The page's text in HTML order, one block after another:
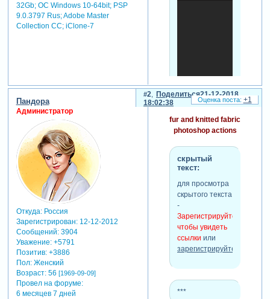
32Gb; ОС Windows 10-64bit; PSP
9.0.3797 Rus; Adobe Master
Collection СС; iClone-7
10 in 1 christmas photoshop
actions bundle
что входит в сборник:
скрытый
текст:
Поделиться
2
21-12-2018
18:02:38
Пандора
Администратор
Откуда:Россия
Зарегистрирован: 12-12-2012
Сообщений:3904
Уважение: +5791
Позитив: +3886
Пол:Женский
Возраст:56 [1969-09-09]
Провел на форуме:
6 месяцев 7 дней
fur and knitted fabric
photoshop actions
скрытый
текст:
для просмотра
скрытого текста
-
Зарегистрируйтесь,
чтобы увидеть
ссылки или
зарегистрируйтесь
***
+1